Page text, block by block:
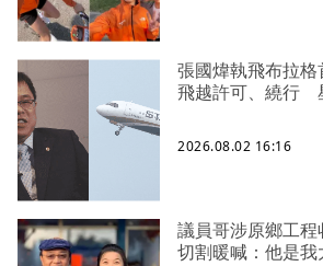
張國煒執飛布拉
飛越許可、繞行
2026.08.02 16:16
議員哥涉原鄉工
切割暖喊：他是